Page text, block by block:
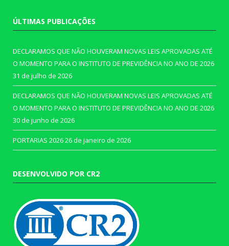
ÚLTIMAS PUBLICAÇÕES
DECLARAMOS QUE NÃO HOUVERAM NOVAS LEIS APROVADAS ATÉ
O MOMENTO PARA O INSTITUTO DE PREVIDÊNCIA NO ANO DE 2026
31 de julho de 2026
DECLARAMOS QUE NÃO HOUVERAM NOVAS LEIS APROVADAS ATÉ
O MOMENTO PARA O INSTITUTO DE PREVIDÊNCIA NO ANO DE 2026
30 de junho de 2026
PORTARIAS 202626 de janeiro de 2026
DESENVOLVIDO POR CR2